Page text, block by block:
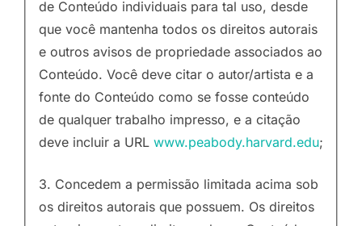
de Conteúdo individuais para tal uso, desde
que você mantenha todos os direitos autorais
e outros avisos de propriedade associados ao
Conteúdo. Você deve citar o autor/artista e a
fonte do Conteúdo como se fosse conteúdo
de qualquer trabalho impresso, e a citação
deve incluir a URL www.peabody.harvard.edu;
3. Concedem a permissão limitada acima sob
os direitos autorais que possuem. Os direitos